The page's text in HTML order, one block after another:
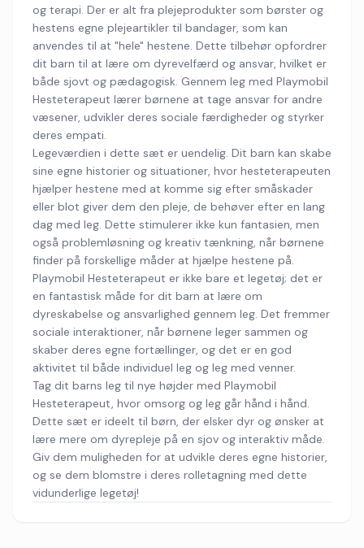
og terapi. Der er alt fra plejeprodukter som børster og
hestens egne plejeartikler til bandager, som kan
anvendes til at "hele" hestene. Dette tilbehør opfordrer
dit barn til at lære om dyrevelfærd og ansvar, hvilket er
både sjovt og pædagogisk. Gennem leg med Playmobil
Hesteterapeut lærer børnene at tage ansvar for andre
væsener, udvikler deres sociale færdigheder og styrker
deres empati.
Legeværdien i dette sæt er uendelig. Dit barn kan skabe
sine egne historier og situationer, hvor hesteterapeuten
hjælper hestene med at komme sig efter småskader
eller blot giver dem den pleje, de behøver efter en lang
dag med leg. Dette stimulerer ikke kun fantasien, men
også problemløsning og kreativ tænkning, når børnene
finder på forskellige måder at hjælpe hestene på.
Playmobil Hesteterapeut er ikke bare et legetøj; det er
en fantastisk måde for dit barn at lære om
dyreskabelse og ansvarlighed gennem leg. Det fremmer
sociale interaktioner, når børnene leger sammen og
skaber deres egne fortællinger, og det er en god
aktivitet til både individuel leg og leg med venner.
Tag dit barns leg til nye højder med Playmobil
Hesteterapeut, hvor omsorg og leg går hånd i hånd.
Dette sæt er ideelt til børn, der elsker dyr og ønsker at
lære mere om dyrepleje på en sjov og interaktiv måde.
Giv dem muligheden for at udvikle deres egne historier,
og se dem blomstre i deres rolletagning med dette
vidunderlige legetøj!